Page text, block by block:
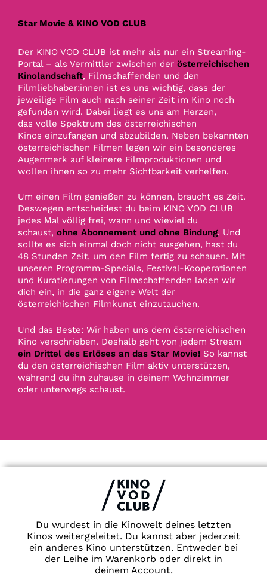
Du wurdest in die Kinowelt deines letzten
Kinos weitergeleitet. Du kannst aber jederzeit
ein anderes Kino unterstützen. Entweder bei
der Leihe im Warenkorb oder direkt in
deinem Account.
Star Movie & KINO VOD CLUB
Der KINO VOD CLUB ist mehr als nur ein Streaming-
Portal – als Vermittler zwischen der österreichischen
Kinolandschaft, Filmschaffenden und den
Filmliebhaber:innen ist es uns wichtig, dass der
jeweilige Film auch nach seiner Zeit im Kino noch
gefunden wird. Dabei liegt es uns am Herzen,
das volle Spektrum des österreichischen
Kinos einzufangen und abzubilden. Neben bekannten
österreichischen Filmen legen wir ein besonderes
Augenmerk auf kleinere Filmproduktionen und
wollen ihnen so zu mehr Sichtbarkeit verhelfen.
Um einen Film genießen zu können, braucht es Zeit.
Deswegen entscheidest du beim KINO VOD CLUB
jedes Mal völlig frei, wann und wieviel du
schaust, ohne Abonnement und ohne Bindung. Und
sollte es sich einmal doch nicht ausgehen, hast du
48 Stunden Zeit, um den Film fertig zu schauen. Mit
unseren Programm-Specials, Festival-Kooperationen
und Kuratierungen von Filmschaffenden laden wir
dich ein, in die ganz eigene Welt der
österreichischen Filmkunst einzutauchen.
Und das Beste: Wir haben uns dem österreichischen
Kino verschrieben. Deshalb geht von jedem Stream
ein Drittel des Erlöses an das Star Movie! So kannst
du den österreichischen Film aktiv unterstützen,
während du ihn zuhause in deinem Wohnzimmer
oder unterwegs schaust.